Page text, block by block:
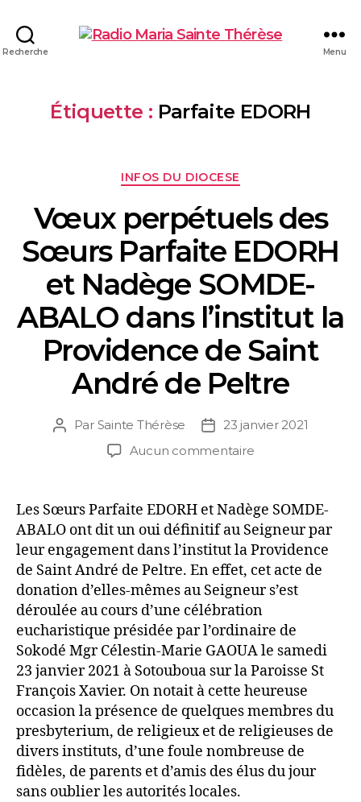
Recherche Menu
Étiquette : Parfaite EDORH
INFOS DU DIOCESE
Vœux perpétuels des
Sœurs Parfaite EDORH
et Nadège SOMDE-
ABALO dans l’institut la
Providence de Saint
André de Peltre
Par Sainte Thérèse
23 janvier 2021
Aucun commentaire
Les Sœurs Parfaite EDORH et Nadège SOMDE-
ABALO ont dit un oui définitif au Seigneur par
leur engagement dans l’institut la Providence
de Saint André de Peltre. En effet, cet acte de
donation d’elles-mêmes au Seigneur s’est
déroulée au cours d’une célébration
eucharistique présidée par l’ordinaire de
Sokodé Mgr Célestin-Marie GAOUA le samedi
23 janvier 2021 à Sotouboua sur la Paroisse St
François Xavier. On notait à cette heureuse
occasion la présence de quelques membres du
presbyterium, de religieux et de religieuses de
divers instituts, d’une foule nombreuse de
fidèles, de parents et d’amis des élus du jour
sans oublier les autorités locales.